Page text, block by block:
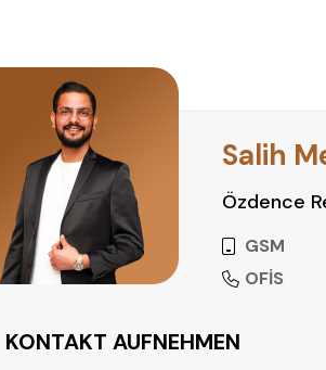
Salih
Özdence
GSM
OFİS
KONTAKT AUFNEHMEN